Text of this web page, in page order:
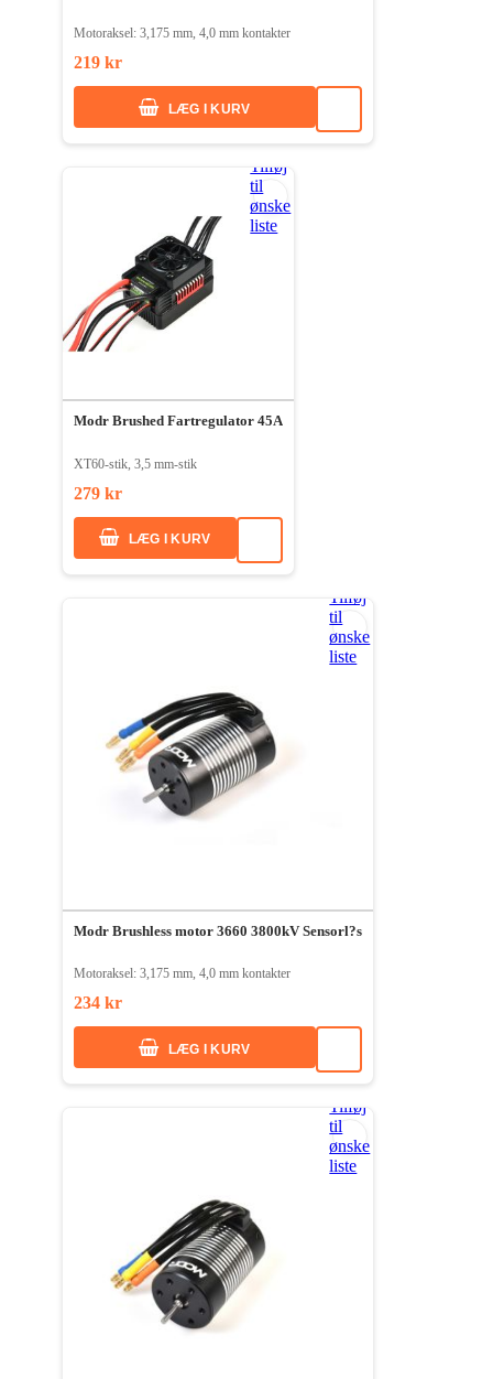
Motoraksel: 3,175 mm, 4,0 mm kontakter
219 kr
LÆG I KURV
Tilføj
til
ønske
liste
Modr Brushed Fartregulator 45A
XT60-stik, 3,5 mm-stik
279 kr
LÆG I KURV
Tilføj
til
ønske
liste
Modr Brushless motor 3660 3800kV Sensorl?s
Motoraksel: 3,175 mm, 4,0 mm kontakter
234 kr
LÆG I KURV
Tilføj
til
ønske
liste